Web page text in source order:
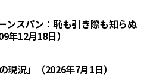
ンスパン：恥も引き際も知らぬ
年12月18日）
現況」（2026年7月1日）